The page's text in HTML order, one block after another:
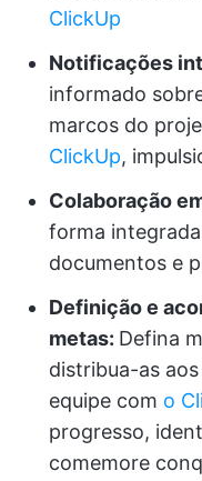
ClickUp
Notificações
informado
marcos do
ClickUp,
Colaboração
forma
documentos e
Definição e
metas: Defina
distribua-as
equipe com o
progresso,
comemore